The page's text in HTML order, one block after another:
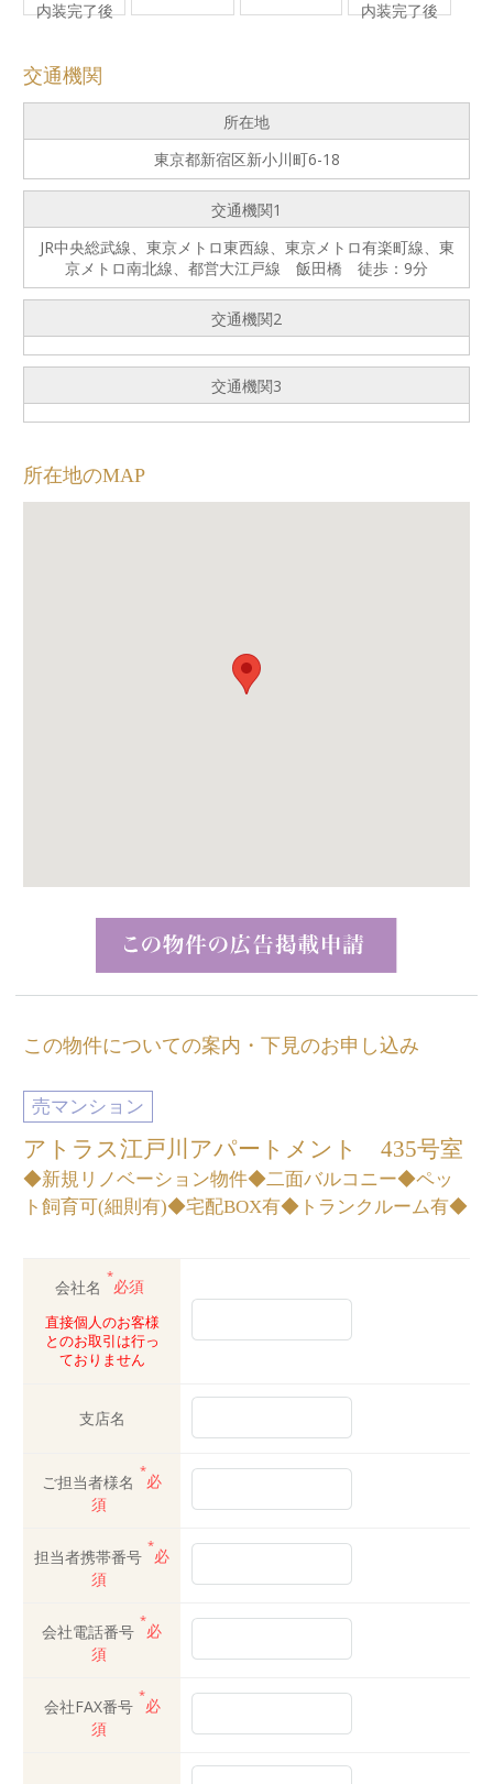
内装完了後 内装完了後
交通機関
所在地
東京都新宿区新小川町6-18
交通機関1
JR中央総武線、東京メトロ東西線、東京メトロ有楽町線、東
京メトロ南北線、都営大江戸線 飯田橋 徒歩：9分
交通機関2
交通機関3
所在地のMAP
この物件についての案内・下見のお申し込み
売マンション
アトラス江戸川アパートメント 435号室
◆新規リノベーション物件◆二面バルコニー◆ペッ
ト飼育可(細則有)◆宅配BOX有◆トランクルーム有◆
会社名
*
必須
直接個人のお客様
とのお取引は行っ
ておりません
支店名
ご担当者様名
*
必
須
担当者携帯番号
*
必
須
会社電話番号
*
必
須
会社FAX番号
*
必
須